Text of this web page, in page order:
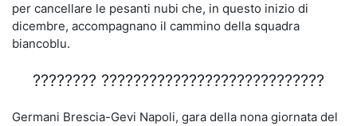
per cancellare le pesanti nubi che, in questo inizio di
dicembre, accompagnano il cammino della squadra
biancoblu.
???????? ????????????????????????????
Germani Brescia-Gevi Napoli, gara della nona giornata del